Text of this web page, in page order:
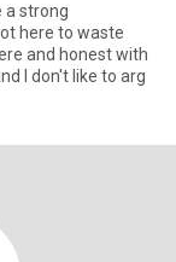
a strong
here to waste
and honest with
I don't like to arg